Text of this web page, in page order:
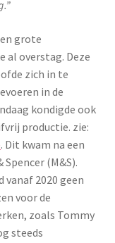
grote
al overstag. Deze
zich in te
in de
kondigde ook
productie. zie:
. Dit kwam na een
(M&S).
vanaf 2020 geen
voor de
zoals Tommy
steeds